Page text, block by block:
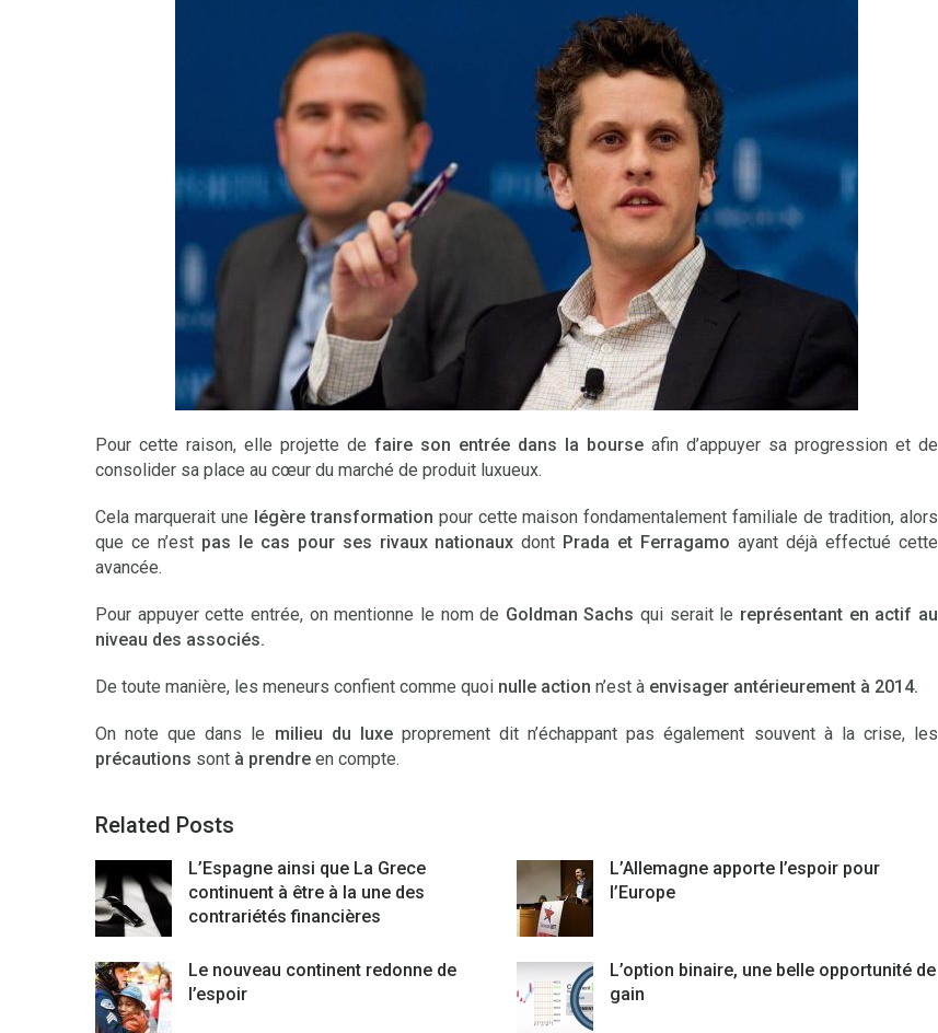
Pour cette raison, elle projette de faire son entrée dans la bourse afin d’appuyer sa progression et de
consolider sa place au cœur du marché de produit luxueux.
Cela marquerait une légère transformation pour cette maison fondamentalement familiale de tradition, alors
que ce n’est pas le cas pour ses rivaux nationaux dont Prada et Ferragamoayant déjà effectué cette
avancée.
Pour appuyer cette entrée, on mentionne le nom de Goldman Sachs qui serait le représentant en actif au
niveau des associés.
De toute manière, les meneurs confient comme quoi nulle action n’est à envisager antérieurement à 2014.
On note que dans le milieu du luxeproprement dit n’échappant pas également souvent à la crise, les
précautions sont à prendre en compte.
Related Posts
L’Espagne ainsi que La Grece
continuent à être à la une des
contrariétés financières
L’Allemagne apporte l’espoir pour
l’Europe
Le nouveau continent redonne de
l’espoir
L’option binaire, une belle opportunité de
gain